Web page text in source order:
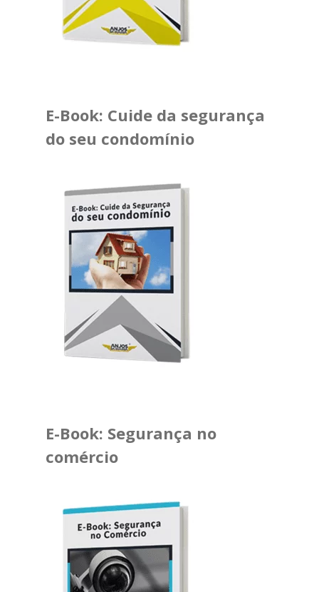
E-Book: Cuide da segurança
do seu condomínio
E-Book: Segurança no
comércio